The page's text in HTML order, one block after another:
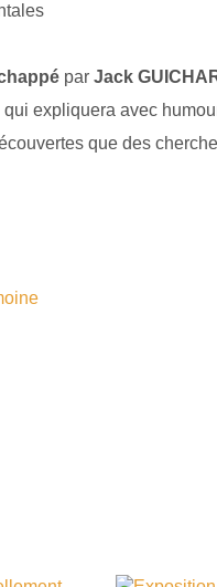
par Jack
expliquera avec
que des